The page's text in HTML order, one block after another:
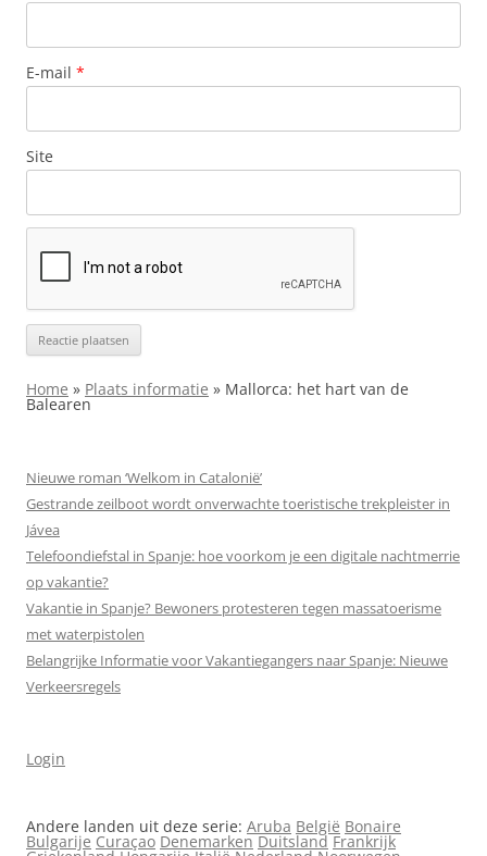
E-mail *
Site
Home » Plaats informatie » Mallorca: het hart van de
Balearen
Nieuwe roman ‘Welkom in Catalonië’
Gestrande zeilboot wordt onverwachte toeristische trekpleister in
Jávea
Telefoondiefstal in Spanje: hoe voorkom je een digitale nachtmerrie
op vakantie?
Vakantie in Spanje? Bewoners protesteren tegen massa­toerisme
met waterpistolen
Belangrijke Informatie voor Vakantiegangers naar Spanje: Nieuwe
Verkeersregels
Login
Andere landen uit deze serie: Aruba België Bonaire
Bulgarije Curaçao Denemarken Duitsland Frankrijk